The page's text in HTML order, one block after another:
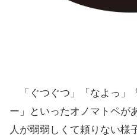
「ぐつぐつ」「なよっ」
ー」といったオノマトペが
人が弱弱しくて頼りない様